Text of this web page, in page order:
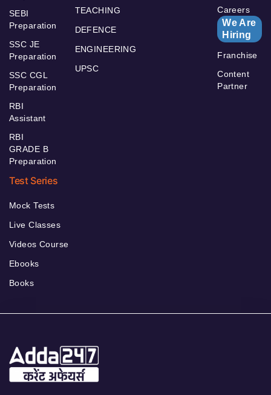
SEBI
Preparation
SSC JE
Preparation
SSC CGL
Preparation
RBI
Assistant
RBI
GRADE B
Preparation
TEACHING
DEFENCE
ENGINEERING
UPSC
Careers
We Are
Hiring
Franchise
Content
Partner
Test Series
Mock Tests
Live Classes
Videos Course
Ebooks
Books